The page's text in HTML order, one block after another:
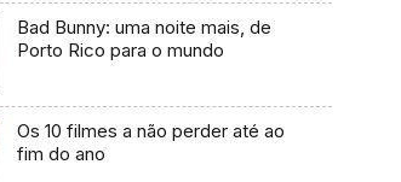
Bad Bunny: uma noite mais, de
Porto Rico para o mundo
Os 10 filmes a não perder até ao
fim do ano